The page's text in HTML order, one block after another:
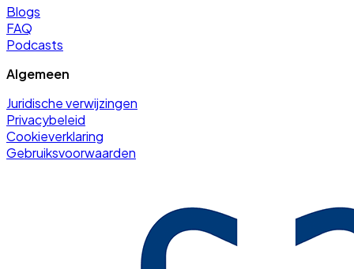
Blogs
FAQ
Podcasts
Algemeen
Juridische verwijzingen
Privacybeleid
Cookieverklaring
Gebruiksvoorwaarden